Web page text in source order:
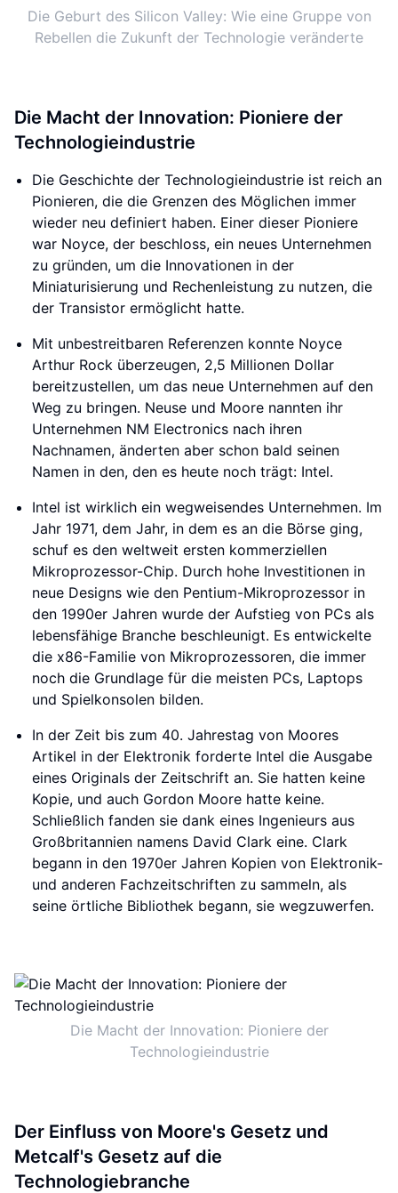
Die Geburt des Silicon Valley: Wie eine Gruppe von
Rebellen die Zukunft der Technologie veränderte
Die Macht der Innovation: Pioniere der
Technologieindustrie
Die Geschichte der Technologieindustrie ist reich an
Pionieren, die die Grenzen des Möglichen immer
wieder neu definiert haben. Einer dieser Pioniere
war Noyce, der beschloss, ein neues Unternehmen
zu gründen, um die Innovationen in der
Miniaturisierung und Rechenleistung zu nutzen, die
der Transistor ermöglicht hatte.
Mit unbestreitbaren Referenzen konnte Noyce
Arthur Rock überzeugen, 2,5 Millionen Dollar
bereitzustellen, um das neue Unternehmen auf den
Weg zu bringen. Neuse und Moore nannten ihr
Unternehmen NM Electronics nach ihren
Nachnamen, änderten aber schon bald seinen
Namen in den, den es heute noch trägt: Intel.
Intel ist wirklich ein wegweisendes Unternehmen. Im
Jahr 1971, dem Jahr, in dem es an die Börse ging,
schuf es den weltweit ersten kommerziellen
Mikroprozessor-Chip. Durch hohe Investitionen in
neue Designs wie den Pentium-Mikroprozessor in
den 1990er Jahren wurde der Aufstieg von PCs als
lebensfähige Branche beschleunigt. Es entwickelte
die x86-Familie von Mikroprozessoren, die immer
noch die Grundlage für die meisten PCs, Laptops
und Spielkonsolen bilden.
In der Zeit bis zum 40. Jahrestag von Moores
Artikel in der Elektronik forderte Intel die Ausgabe
eines Originals der Zeitschrift an. Sie hatten keine
Kopie, und auch Gordon Moore hatte keine.
Schließlich fanden sie dank eines Ingenieurs aus
Großbritannien namens David Clark eine. Clark
begann in den 1970er Jahren Kopien von Elektronik-
und anderen Fachzeitschriften zu sammeln, als
seine örtliche Bibliothek begann, sie wegzuwerfen.
Die Macht der Innovation: Pioniere der
Technologieindustrie
Der Einfluss von Moore's Gesetz und
Metcalf's Gesetz auf die
Technologiebranche